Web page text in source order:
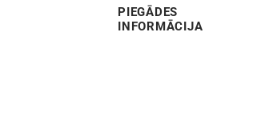
PIEGĀDES
INFORMĀCIJA